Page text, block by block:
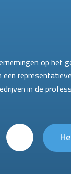
op het
in de